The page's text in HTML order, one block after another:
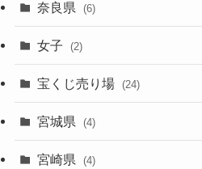
奈良県 (6)
女子 (2)
宝くじ売り場 (24)
宮城県 (4)
宮崎県 (4)